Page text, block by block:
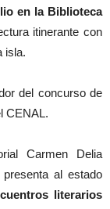
en la Biblioteca
itinerante con
isla.
del concurso de
CENAL.
Carmen Delia
al estado
literarios